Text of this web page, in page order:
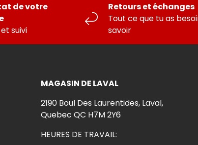
de votre
suivi
Retours et échanges
Tout ce que tu as
savoir
MAGASIN DE LAVAL
2190 Boul Des Laurentides, Laval,
Quebec QC H7M 2Y6
HEURES DE TRAVAIL: